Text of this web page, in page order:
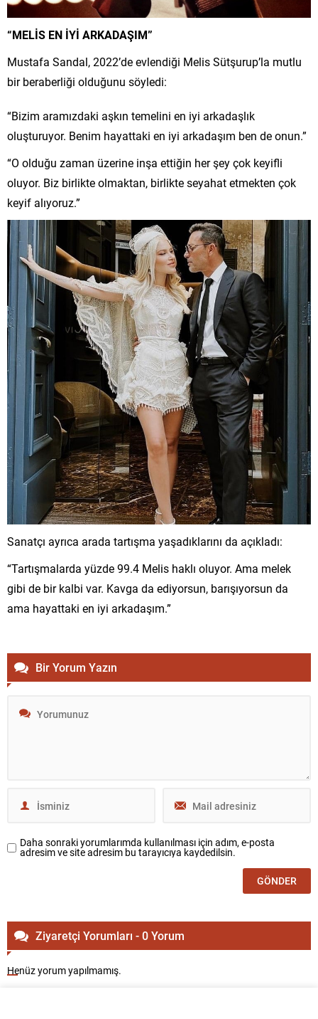
“MELİS EN İYİ ARKADAŞIM”
Mustafa Sandal, 2022’de evlendiği Melis Sütşurup’la mutlu
bir beraberliği olduğunu söyledi:
“Bizim aramızdaki aşkın temelini en iyi arkadaşlık
oluşturuyor. Benim hayattaki en iyi arkadaşım ben de onun.”
“O olduğu zaman üzerine inşa ettiğin her şey çok keyifli
oluyor. Biz birlikte olmaktan, birlikte seyahat etmekten çok
keyif alıyoruz.”
Sanatçı ayrıca arada tartışma yaşadıklarını da açıkladı:
“Tartışmalarda yüzde 99.4 Melis haklı oluyor. Ama melek
gibi de bir kalbi var. Kavga da ediyorsun, barışıyorsun da
ama hayattaki en iyi arkadaşım.”
Bir Yorum Yazın
Daha sonraki yorumlarımda kullanılması için adım, e-posta
adresim ve site adresim bu tarayıcıya kaydedilsin.
Ziyaretçi Yorumları - 0 Yorum
Henüz yorum yapılmamış.